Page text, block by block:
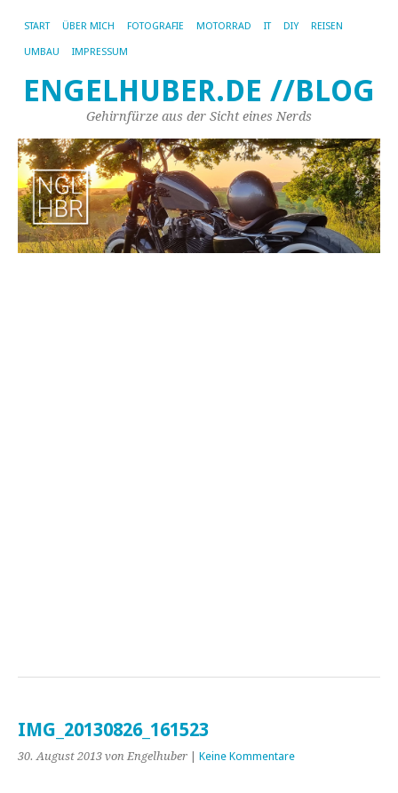
START ÜBER MICH FOTOGRAFIE MOTORRAD IT DIY REISEN
UMBAU IMPRESSUM
ENGELHUBER.DE //BLOG
Gehirnfürze aus der Sicht eines Nerds
IMG_20130826_161523
30. August 2013 von Engelhuber Keine Kommentare